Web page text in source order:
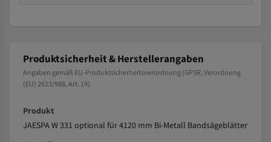
Produktsicherheit & Herstellerangaben
Angaben gemäß EU-Produktsicherheitsverordnung (GPSR, Verordnung
(EU) 2023/988, Art. 19).
Produkt
JAESPA W 331 optional für 4120 mm Bi-Metall Bandsägeblätter